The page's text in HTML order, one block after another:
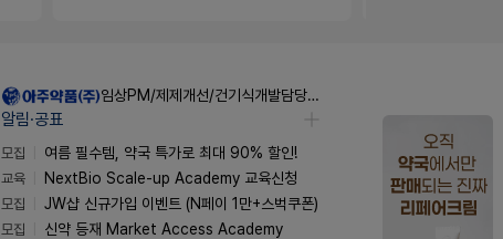
임상PM/제제개선/건기식개발담당 채용
알림·공표
모집
여름 필수템, 약국 특가로 최대 90% 할인!
교육
NextBio Scale-up Academy 교육신청
모집
JW샵 신규가입 이벤트 (N페이 1만+스벅쿠폰)
모집
신약 등재 Market Access Academy